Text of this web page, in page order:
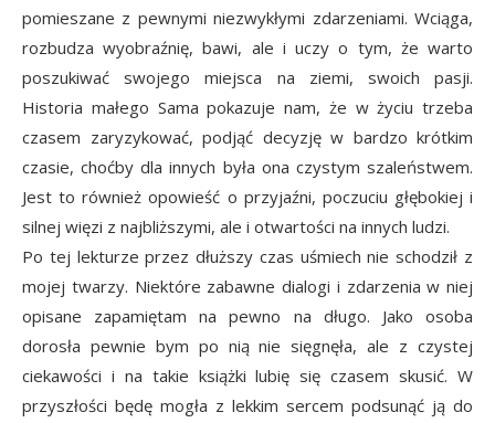
pomieszane z pewnymi niezwykłymi zdarzeniami. Wciąga,
rozbudza wyobraźnię, bawi, ale i uczy o tym, że warto
poszukiwać swojego miejsca na ziemi, swoich pasji.
Historia małego Sama pokazuje nam, że w życiu trzeba
czasem zaryzykować, podjąć decyzję w bardzo krótkim
czasie, choćby dla innych była ona czystym szaleństwem.
Jest to również opowieść o przyjaźni, poczuciu głębokiej i
silnej więzi z najbliższymi, ale i otwartości na innych ludzi.
Po tej lekturze przez dłuższy czas uśmiech nie schodził z
mojej twarzy. Niektóre zabawne dialogi i zdarzenia w niej
opisane zapamiętam na pewno na długo. Jako osoba
dorosła pewnie bym po nią nie sięgnęła, ale z czystej
ciekawości i na takie książki lubię się czasem skusić. W
przyszłości będę mogła z lekkim sercem podsunąć ją do